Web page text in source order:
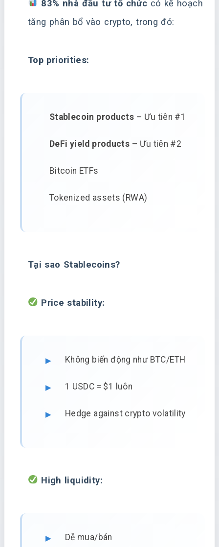
83% nhà đầu tư tổ chức có kế hoạch
tăng phân bổ vào crypto, trong đó:
Top priorities:
Stablecoin products – Ưu tiên #1
DeFi yield products – Ưu tiên #2
Bitcoin ETFs
Tokenized assets (RWA)
Tại sao Stablecoins?
Price stability:
Không biến động như BTC/ETH
1 USDC = $1 luôn
Hedge against crypto volatility
High liquidity:
Dễ mua/bán